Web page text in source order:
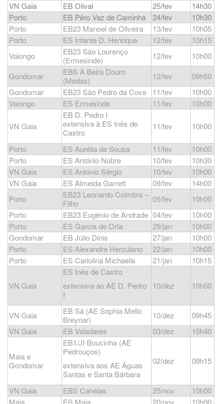
VN Gaia
EB Olival 25/fev
14h30
Porto
EB Pêro Vaz de Caminha 24/fev
10h30
Porto
EB23 Manoel de Oliveira 13/fev
10h05
Porto
ES Infante D. Henrique 12/fev
10h15
Valongo
EB23 São Lourenço
(Ermesinde)
12/fev
10h00
Gondomar
EBS À Beira Douro
(Medas)
12/fev
09h50
Gondomar
EB23 São Pedro da Cova 11/fev
10h00
Valongo
ES Ermesinde 11/fev 10h00
VN Gaia
EB D. Pedro I
extensiva à ES Inês de
Castro
11/fev 10h00
Porto ES Aurélia de Sousa 11/fev
10h00
Porto
ES António Nobre 10/fev
10h30
VN Gaia
ES António Sérgio 10/fev
10h00
VN Gaia
ES Almeida Garrett 09/fev
14h00
Porto
EB23 Leonardo Coimbra –
Filho
05/fev
10h00
Porto
EB23 Eugénio de Andrade 04/fev
10h00
Porto
ES Garcia de Orta 29/jan
10h00
Gondomar
EB Júlio Dinis 27/jan
10h00
Porto
ES Alexandre Herculano 22/jan
10h00
Porto
ES Cariolina Michaelis 21/jan 10h15
VN Gaia
ES Inês de Castro
extensiva ao AE D. Pedro
I
10/dez 10h50
VN Gaia
EB Sá (AE Sophia Mello
Breynar)
10/dez
09h45
VN Gaia
EB Valadares 03/dez 15h40
Maia e
Gondomar
EB1/JI Boucinha (AE
Pedrouços)
extensiva aos AE Águas
Santas e Santa Bárbara
02/dez 09h15
VN Gaia EBS Canelas 25/nov
10h00
Maia
ES Maia 20/nov 10h00